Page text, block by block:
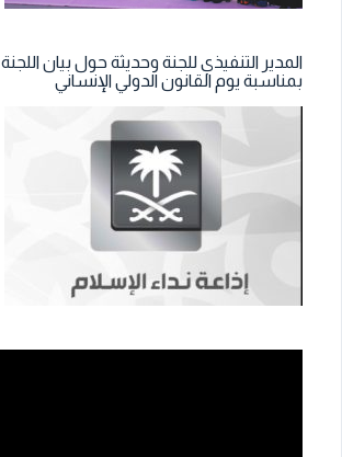
المدير التنفيذي للجنة وحديثة حول بيان اللجنة
بمناسبة يوم القانون الدولي الإنساني